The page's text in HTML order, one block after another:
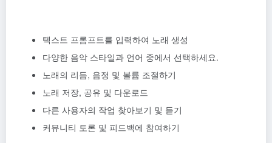
텍스트 프롬프트를 입력하여 노래 생성
다양한 음악 스타일과 언어 중에서 선택하세요.
노래의 리듬, 음정 및 볼륨 조절하기
노래 저장, 공유 및 다운로드
다른 사용자의 작업 찾아보기 및 듣기
커뮤니티 토론 및 피드백에 참여하기